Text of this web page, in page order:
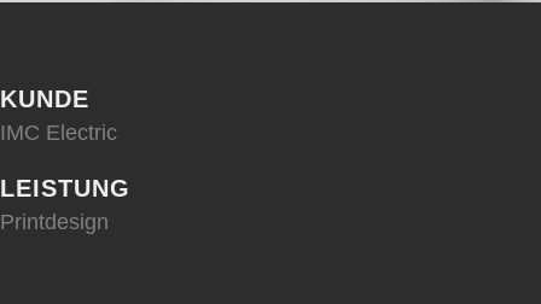
KUNDE
IMC Electric
LEISTUNG
Printdesign